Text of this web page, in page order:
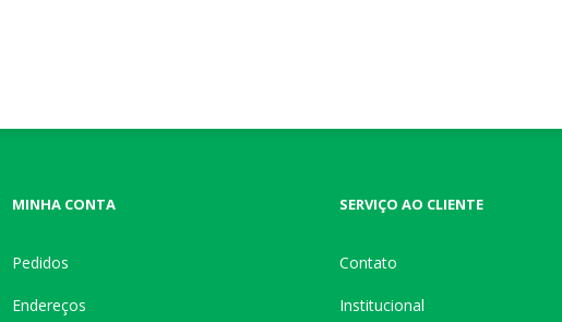
MINHA CONTA
Pedidos
Endereços
SERVIÇO AO CLIENTE
Contato
Institucional